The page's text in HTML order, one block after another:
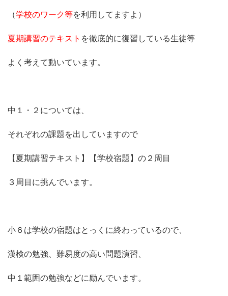
（学校のワーク等を利用してますよ）
夏期講習のテキスト を徹底的に復習している生徒等
よく考えて動いています。
中１・２については、
それぞれの課題を出していますので
【夏期講習テキスト】【学校宿題】の２周目
３周目に挑んでいます。
小６は学校の宿題はとっくに終わっているので、
漢検の勉強、難易度の高い問題演習、
中１範囲の勉強などに励んでいます。